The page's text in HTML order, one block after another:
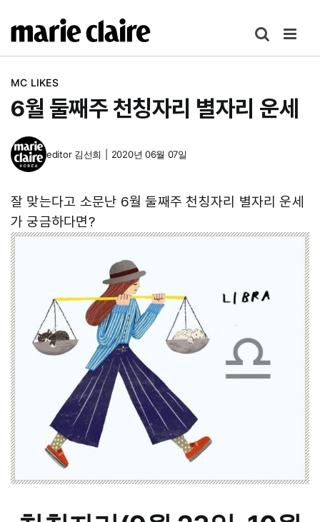
텐
MC LIKES
6월 둘째주 천칭자리 별자리 운세
editor 김선희 2020년 06월 07일
잘 맞는다고 소문난 6월 둘째주 천칭자리 별자리 운세
가 궁금하다면?